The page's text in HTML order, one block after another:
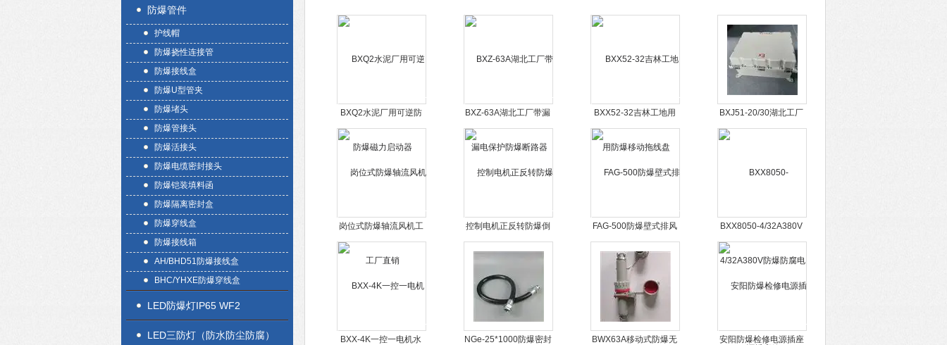
防爆管件
护线帽
防爆挠性连接管
防爆接线盒
防爆U型管夹
防爆堵头
防爆管接头
防爆活接头
防爆电缆密封接头
防爆铠装填料函
防爆隔离密封盒
防爆穿线盒
防爆接线箱
AH/BHD51防爆接线盒
BHC/YHXE防爆穿线盒
LED防爆灯IP65 WF2
LED三防灯（防水防尘防腐）
BXQ2水泥厂用可逆防
爆磁力启动器
BXZ-63A湖北工厂带漏
电保护防爆断路器
BXX52-32吉林工地用
防爆移动拖线盘
BXJ51-20/30湖北工厂
用铝合金防爆端子箱
岗位式防爆轴流风机工
厂直销
控制电机正反转防爆倒
顺开关
FAG-500防爆壁式排风
扇工厂直销
BXX8050-4/32A380V
防爆防腐电源插座箱
BXX-4K一控一电机水
NGe-25*1000防爆密封
BWX63A移动式防爆无
安阳防爆检修电源插座